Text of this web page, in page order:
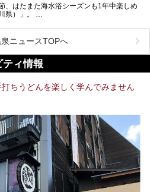
。、はたまた海水浴シーズンも1年中楽しめ
県）」。
あることから、西と東・南と北ではまっ
ます。
東・中間くらいの位置にある、小豆島を代
気温泉をご紹介します。
。
ニュースTOPへ
ィ情報
打ちうどんを楽しく学んでみません